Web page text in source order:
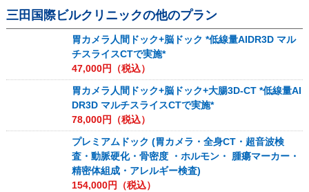
三田国際ビルクリニックの他のプラン
胃カメラ人間ドック+脳ドック *低線量AIDR3D マル
チスライスCTで実施*
47,000円（税込）
胃カメラ人間ドック+脳ドック+大腸3D-CT *低線量AI
DR3D マルチスライスCTで実施*
78,000円（税込）
プレミアムドック (胃カメラ・全身CT・超音波検
査・動脈硬化・骨密度 ・ホルモン・ 腫瘍マーカー・
精密体組成・アレルギー検査)
154,000円（税込）